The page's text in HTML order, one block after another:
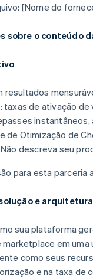
[Nome do
sobre o conteúdo
resultados
taxas de ativação
de Otimização de
descreva seu
para esta parceria
e arquitetura
sua plataforma
marketplace em uma
como seus
e na taxa de